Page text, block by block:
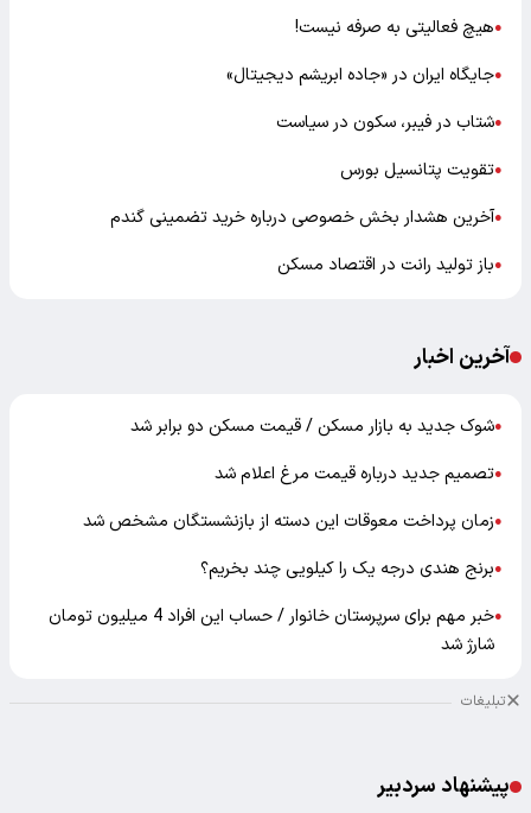
●هیچ فعالیتی به صرفه نیست!
●جایگاه ایران در «جاده ابریشم دیجیتال»
●شتاب در فیبر، سکون در سیاست
●تقویت پتانسیل بورس
●آخرین هشدار بخش خصوصی درباره خرید تضمینی گندم
●باز تولید رانت در اقتصاد مسکن
آخرین اخبار
●شوک جدید به بازار مسکن / قیمت مسکن دو برابر شد
●تصمیم جدید درباره قیمت مرغ اعلام شد
●زمان پرداخت معوقات این دسته از بازنشستگان مشخص شد
●برنج هندی درجه یک را کیلویی چند بخریم؟
●
خبر مهم برای سرپرستان خانوار / حساب این افراد 4 میلیون تومان
شارژ شد
تبلیغات
پیشنهاد سردبیر